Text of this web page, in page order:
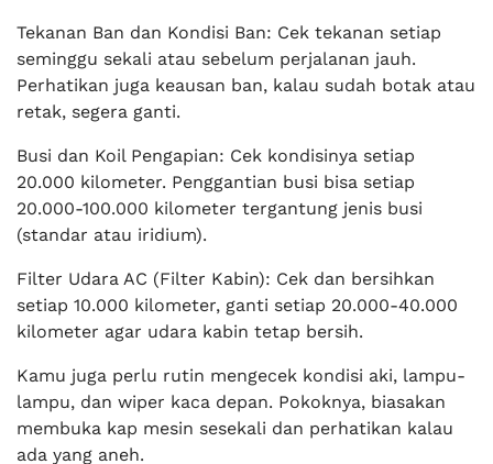
Tekanan Ban dan Kondisi Ban: Cek tekanan setiap
seminggu sekali atau sebelum perjalanan jauh.
Perhatikan juga keausan ban, kalau sudah botak atau
retak, segera ganti.
Busi dan Koil Pengapian: Cek kondisinya setiap
20.000 kilometer. Penggantian busi bisa setiap
20.000-100.000 kilometer tergantung jenis busi
(standar atau iridium).
Filter Udara AC (Filter Kabin): Cek dan bersihkan
setiap 10.000 kilometer, ganti setiap 20.000-40.000
kilometer agar udara kabin tetap bersih.
Kamu juga perlu rutin mengecek kondisi aki, lampu-
lampu, dan wiper kaca depan. Pokoknya, biasakan
membuka kap mesin sesekali dan perhatikan kalau
ada yang aneh.